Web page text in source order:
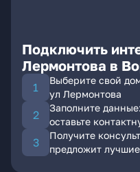
Подключить
Лермонтова в
Выберите свой
ул Лермонтова
Заполните
оставьте
Получите
предложит